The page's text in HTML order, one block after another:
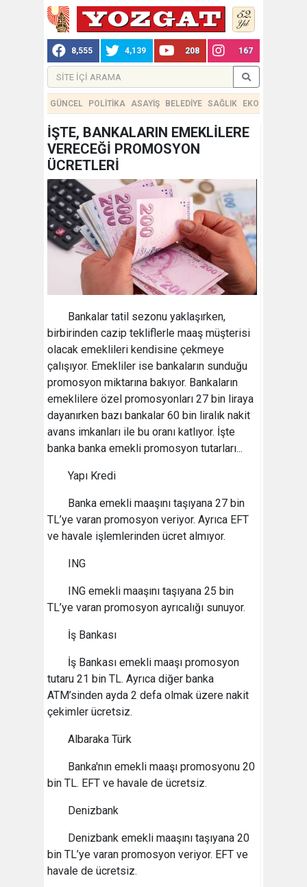
8,555 4,139 208 167
GÜNCEL POLİTİKA ASAYİŞ BELEDİYE SAĞLIK EKONOMİ
İŞTE, BANKALARIN EMEKLİLERE
VERECEĞİ PROMOSYON
ÜCRETLERİ
Bankalar tatil sezonu yaklaşırken,
birbirinden cazip tekliflerle maaş müşterisi
olacak emeklileri kendisine çekmeye
çalışıyor. Emekliler ise bankaların sunduğu
promosyon miktarına bakıyor. Bankaların
emeklilere özel promosyonları 27 bin liraya
dayanırken bazı bankalar 60 bin liralık nakit
avans imkanları ile bu oranı katlıyor. İşte
banka banka emekli promosyon tutarları...
Yapı Kredi
Banka emekli maaşını taşıyana 27 bin
TL’ye varan promosyon veriyor. Ayrıca EFT
ve havale işlemlerinden ücret almıyor.
ING
ING emekli maaşını taşıyana 25 bin
TL’ye varan promosyon ayrıcalığı sunuyor.
İş Bankası
İş Bankası emekli maaşı promosyon
tutaru 21 bin TL. Ayrıca diğer banka
ATM’sinden ayda 2 defa olmak üzere nakit
çekimler ücretsiz.
Albaraka Türk
Banka'nın emekli maaşı promosyonu 20
bin TL. EFT ve havale de ücretsiz.
Denizbank
Denizbank emekli maaşını taşıyana 20
bin TL’ye varan promosyon veriyor. EFT ve
havale de ücretsiz.